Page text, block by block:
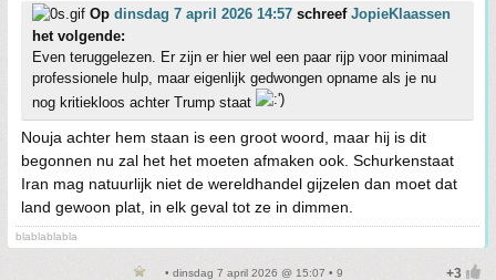
Op dinsdag 7 april 2026 14:57 schreef JopieKlaassen
het volgende:
Even teruggelezen. Er zijn er hier wel een paar rijp voor minimaal
professionele hulp, maar eigenlijk gedwongen opname als je nu
nog kritiekloos achter Trump staat
Nouja achter hem staan is een groot woord, maar hij is dit
begonnen nu zal het het moeten afmaken ook. Schurkenstaat
Iran mag natuurlijk niet de wereldhandel gijzelen dan moet dat
land gewoon plat, in elk geval tot ze in dimmen.
blablablabla
• dinsdag 7 april 2026 @ 15:07 • 9